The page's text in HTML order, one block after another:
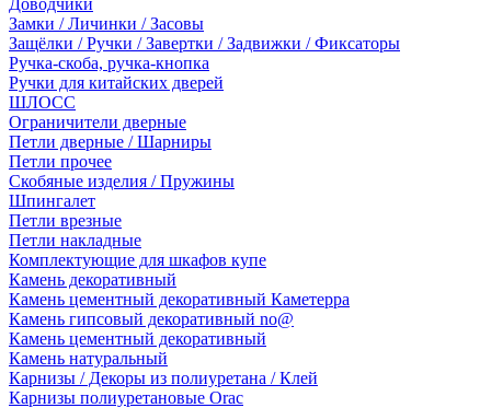
Доводчики
Замки / Личинки / Засовы
Защёлки / Ручки / Завертки / Задвижки / Фиксаторы
Ручка-скоба, ручка-кнопка
Ручки для китайских дверей
ШЛОСС
Ограничители дверные
Петли дверные / Шарниры
Петли прочее
Скобяные изделия / Пружины
Шпингалет
Петли врезные
Петли накладные
Комплектующие для шкафов купе
Камень декоративный
Камень цементный декоративный Каметерра
Камень гипсовый декоративный no@
Камень цементный декоративный
Камень натуральный
Карнизы / Декоры из полиуретана / Клей
Карнизы полиуретановые Orac